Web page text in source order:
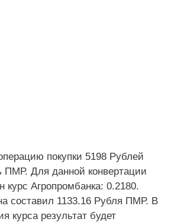
покупки 5198 Рублей
ПМР. Для данной конвертации
курс Агропромбанка: 0.2180.
составил 1133.16 Рубля ПМР. В
курса результат будет